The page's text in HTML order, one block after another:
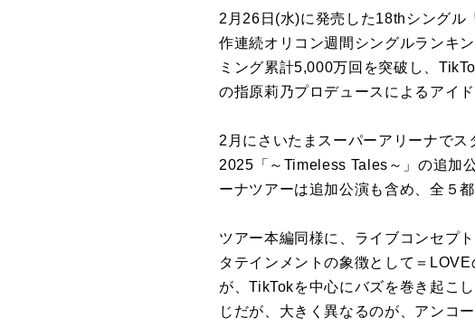
2月26日(水)に発売した18thシングル
作連続オリコン週間シングルランキ
ミング累計5,000万回を突破し、
の指原莉乃プロデュースによるアイ
2月にさいたまスーパーアリーナで
2025「～Timeless Tales～」の追加
ーナツアーは追加公演も含め、全５
ツアー本編同様に、ライブコンセプ
タテインメントの象徴として＝
が、TikTokを中心にバズを巻き起こ
じだが、大きく異なるのが、アンコ